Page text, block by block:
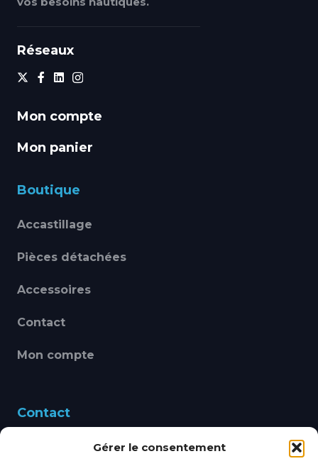
Gérer le consentement
Réseaux
Mon compte
Mon panier
Boutique
Accastillage
Pièces détachées
Accessoires
Contact
Mon compte
Contact
460 Avenue Alain Le